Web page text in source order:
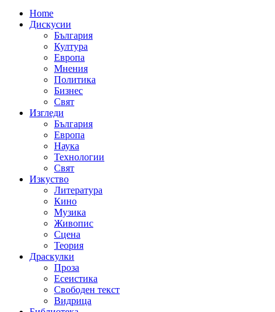
Home
Дискусии
България
Култура
Европа
Мнения
Политика
Бизнес
Свят
Изгледи
България
Европа
Наука
Технологии
Свят
Изкуство
Литература
Кино
Музика
Живопис
Сцена
Теория
Драскулки
Проза
Есеистика
Свободен текст
Видрица